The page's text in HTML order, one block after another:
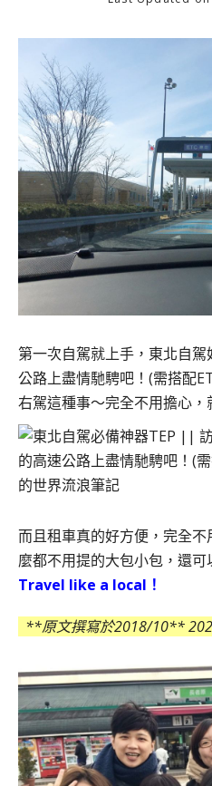
第一次自駕就上手，東北自
公路上盡情馳騁吧！(需搭配
右駕這種事～完全不用擔心
而且租車真的好方便，完全
麼都不用提的大包小包，還可
Travel like a local！
**原文撰寫於2018/10**